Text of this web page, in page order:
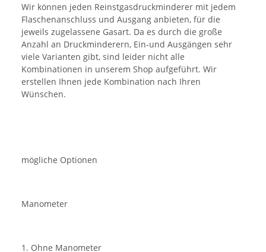
Wir können jeden Reinstgasdruckminderer mit jedem
Flaschenanschluss und Ausgang anbieten, für die
jeweils zugelassene Gasart. Da es durch die große
Anzahl an Druckminderern, Ein-und Ausgängen sehr
viele Varianten gibt, sind leider nicht alle
Kombinationen in unserem Shop aufgeführt. Wir
erstellen Ihnen jede Kombination nach Ihren
Wünschen.
mögliche Optionen
Manometer
1. Ohne Manometer